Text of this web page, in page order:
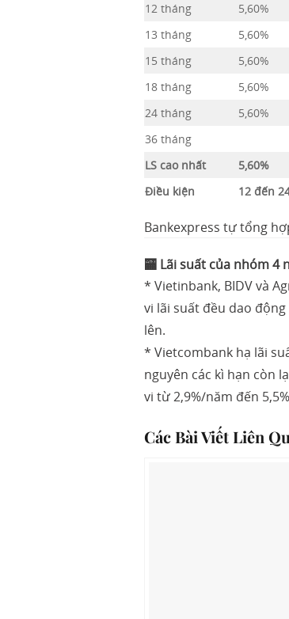
12 tháng
5,60%
13 tháng
5,60%
15 tháng
5,60%
18 tháng
5,60%
24 tháng
5,60%
36 tháng
LS cao nhất
5,60%
Điều kiện
12 đến
Bankexpress tự tổng
🏧 Lãi suất của nhóm 4
* Vietinbank, BIDV và
vi lãi suất đều dao
lên.
* Vietcombank hạ lãi
nguyên các kì hạn còn
vi từ 2,9%/năm đến
Các Bài Viết Liên